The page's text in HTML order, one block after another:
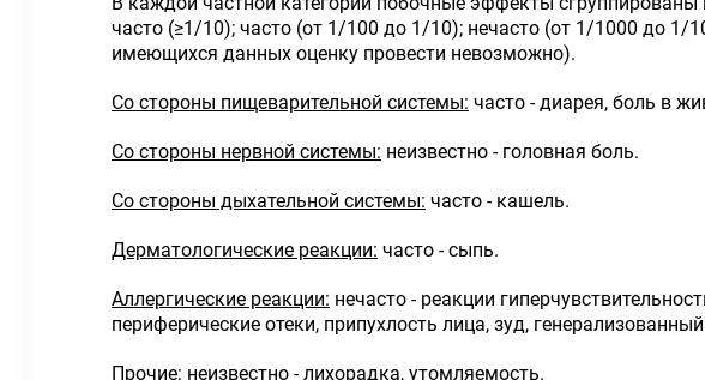
часто (≥1/10); часто (от 1/100 до 1/10); нечасто (от 1/1000 до 1/
имеющихся данных оценку провести невозможно).
Со стороны пищеварительной системы: часто - диарея, боль в
Со стороны нервной системы: неизвестно - головная боль.
Со стороны дыхательной системы: часто - кашель.
Дерматологические реакции: часто - сыпь.
Аллергические реакции: нечасто - реакции
периферические отеки, припухлость лица, зуд,
Прочие: неизвестно - лихорадка, утомляемость.